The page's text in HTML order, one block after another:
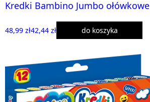
Kredki Bambino Jumbo
48,99 zł42,44 zł do koszyka